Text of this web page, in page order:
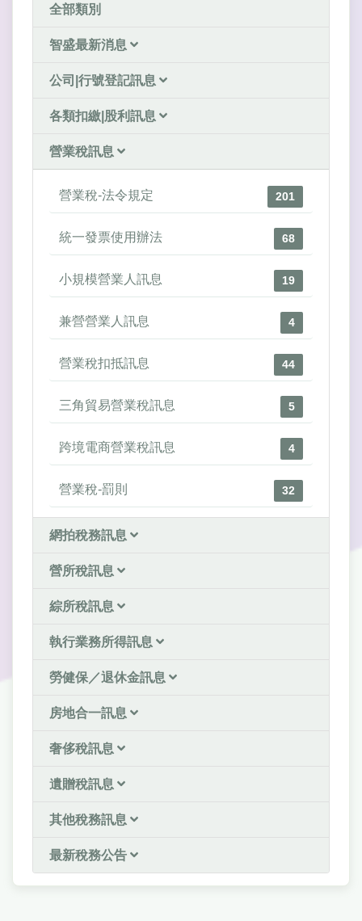
全部類別
智盛最新消息
公司|行號登記訊息
各類扣繳|股利訊息
營業稅訊息
營業稅-法令規定 201
統一發票使用辦法 68
小規模營業人訊息 19
兼營營業人訊息 4
營業稅扣抵訊息 44
三角貿易營業稅訊息 5
跨境電商營業稅訊息 4
營業稅-罰則 32
網拍稅務訊息
營所稅訊息
綜所稅訊息
執行業務所得訊息
勞健保／退休金訊息
房地合一訊息
奢侈稅訊息
遺贈稅訊息
其他稅務訊息
最新稅務公告